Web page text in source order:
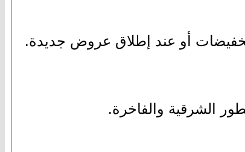
أو عند إطلاق عروض جديدة.
الشرقية والفاخرة.